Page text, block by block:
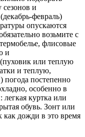
и
(декабрь-февраль)
опускаются
возьмите с
флисовые
и
или теплую
и теплую,
погода постепенно
особенно в
легкая куртка или
обувь. Зонт или
как дожди в это время